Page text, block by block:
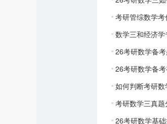
考研管综数学
数学三和经济
26考研数学备
26考研数学备
如何判断考研
考研数学三真
26考研数学基